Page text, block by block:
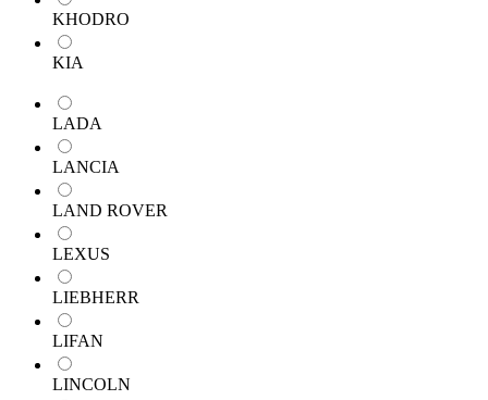
KHODRO
KIA
LADA
LANCIA
LAND ROVER
LEXUS
LIEBHERR
LIFAN
LINCOLN